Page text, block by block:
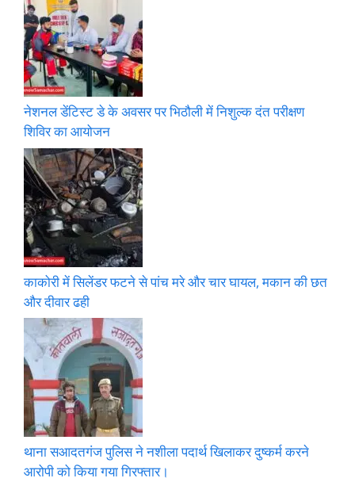
नेशनल डेंटिस्ट डे के अवसर पर भिठौली में निशुल्क दंत परीक्षण
शिविर का आयोजन
काकोरी में सिलेंडर फटने से पांच मरे और चार घायल, मकान की छत
और दीवार ढही
थाना सआदतगंज पुलिस ने नशीला पदार्थ खिलाकर दुष्कर्म करने
आरोपी को किया गया गिरफ्तार।